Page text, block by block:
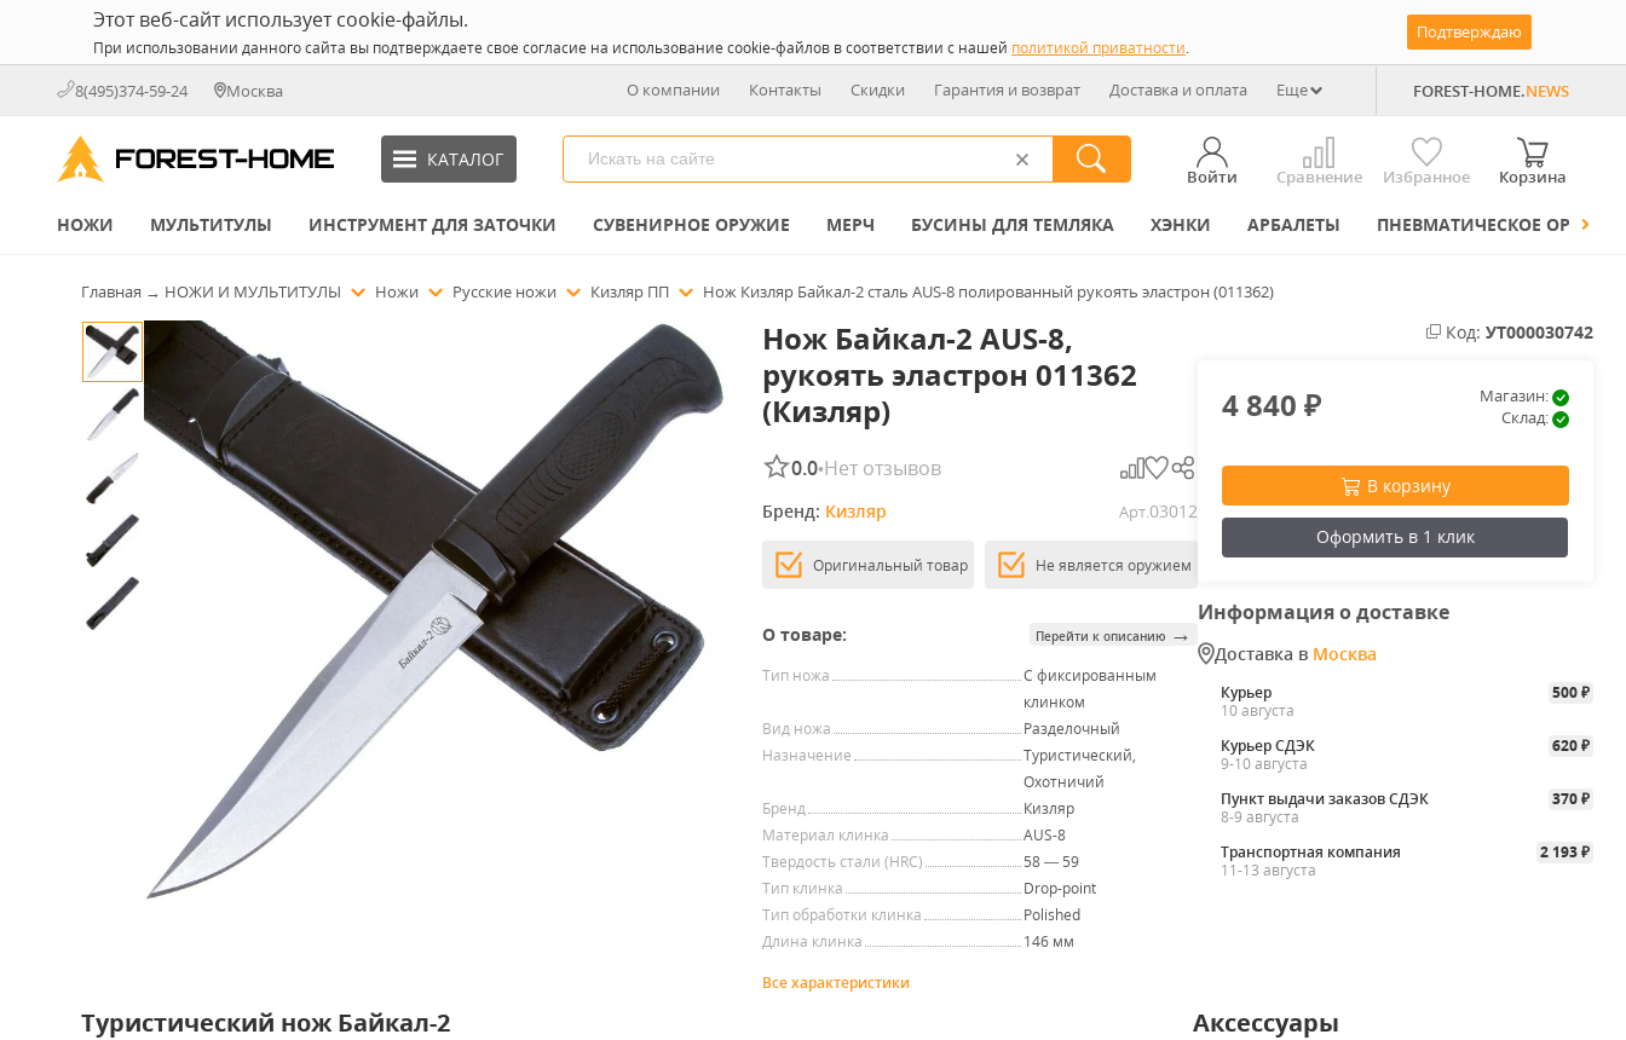
Этот веб-сайт использует cookie-файлы.
При использовании данного сайта вы подтверждаете свое согласие на использование cookie-файлов в соответствии с нашей политикой приватности.
Подтверждаю
8(495)374-59-24 Москва О компании Контакты Скидки Гарантия и возврат Доставка и оплата Еще FOREST-HOME.NEWS
КАТАЛОГ
Войти Сравнение Избранное Корзина
НОЖИ МУЛЬТИТУЛЫ ИНСТРУМЕНТ ДЛЯ ЗАТОЧКИ СУВЕНИРНОЕ ОРУЖИЕ МЕРЧ БУСИНЫ ДЛЯ ТЕМЛЯКА ХЭНКИ АРБАЛЕТЫ ПНЕВМАТИЧЕСКОЕ ОРУЖИЕ
Главная → НОЖИ И МУЛЬТИТУЛЫ Ножи Русские ножи Кизляр ПП Нож Кизляр Байкал-2 сталь AUS-8 полированный рукоять эластрон (011362)
Нож Байкал-2 AUS-8,
рукоять эластрон 011362
(Кизляр)
0.0•Нет отзывов
Бренд: Кизляр Арт.03012
Оригинальный товар Не является оружием
О товаре: Перейти к описанию →
Тип ножа
С фиксированным
клинком
Вид ножа
Разделочный
Назначение
Туристический,
Охотничий
Бренд
Кизляр
Материал клинка
AUS-8
Твердость стали (HRC)
58 — 59
Тип клинка
Drop-point
Тип обработки клинка
Polished
Длина клинка
146 мм
Все характеристики
Код: УТ000030742
4 840₽
Магазин:
Склад:
В корзину
Оформить в 1 клик
Информация о доставке
Доставка в Москва
Курьер 500 ₽
10 августа
Курьер СДЭК
620 ₽
9-10 августа
Пункт выдачи заказов СДЭК
370 ₽
8-9 августа
Транспортная компания
2 193 ₽
11-13 августа
Туристический нож Байкал-2 Аксессуары